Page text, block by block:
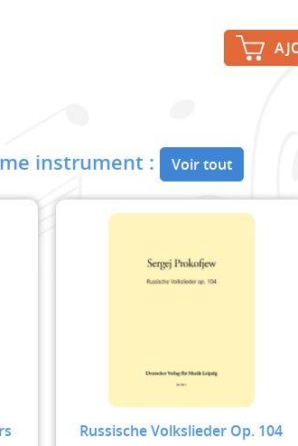
instrument : Voir tout
Russische Volkslieder Op. 104